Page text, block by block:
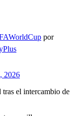
por
2026
el intercambio de